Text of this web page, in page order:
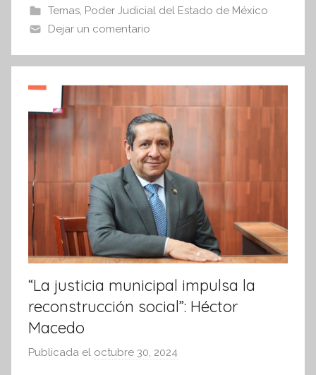
I
o
r
m
v
b
o
o
k
A
p
p
Temas, Poder Judicial del Estado de México
Dejar un comentario
“La justicia municipal impulsa la
reconstrucción social”: Héctor
Macedo
Publicada el octubre 30, 2024